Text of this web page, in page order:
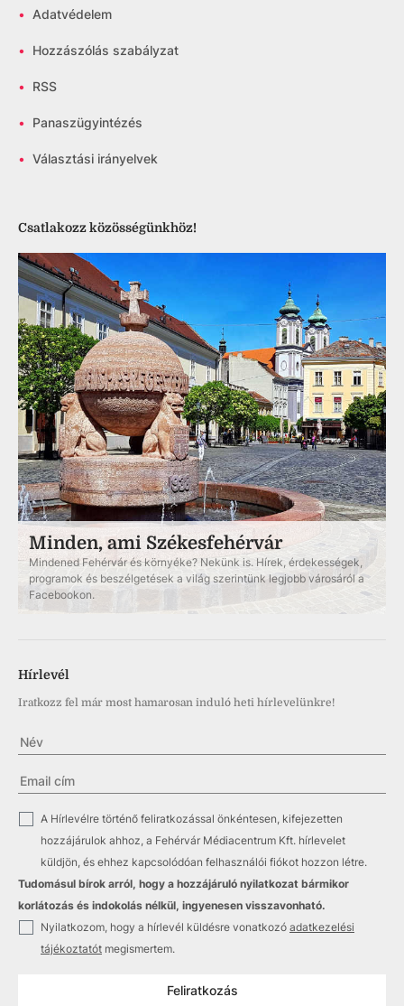
• Adatvédelem
• Hozzászólás szabályzat
• RSS
• Panaszügyintézés
• Választási irányelvek
Csatlakozz közösségünkhöz!
Minden, ami Székesfehérvár
Mindened Fehérvár és környéke? Nekünk is. Hírek, érdekességek,
programok és beszélgetések a világ szerintünk legjobb városáról a
Facebookon.
Hírlevél
Iratkozz fel már most hamarosan induló heti hírlevelünkre!
A Hírlevélre történő feliratkozással önkéntesen, kifejezetten
hozzájárulok ahhoz, a Fehérvár Médiacentrum Kft. hírlevelet
küldjön, és ehhez kapcsolódóan felhasználói fiókot hozzon létre.
Tudomásul bírok arról, hogy a hozzájáruló nyilatkozat bármikor
korlátozás és indokolás nélkül, ingyenesen visszavonható.
Nyilatkozom, hogy a hírlevél küldésre vonatkozó adatkezelési
tájékoztatót megismertem.
Feliratkozás